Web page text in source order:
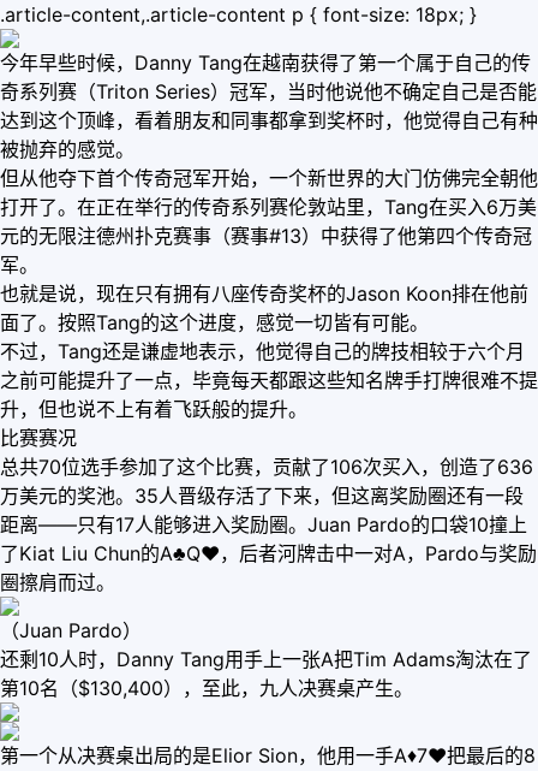
.article-content,.article-content p { font-size: 18px; }
今年早些时候，Danny Tang在越南获得了第一个属于自己的传
奇系列赛（Triton Series）冠军，当时他说他不确定自己是否能
达到这个顶峰，看着朋友和同事都拿到奖杯时，他觉得自己有种
被抛弃的感觉。
但从他夺下首个传奇冠军开始，一个新世界的大门仿佛完全朝他
打开了。在正在举行的传奇系列赛伦敦站里，Tang在买入6万美
元的无限注德州扑克赛事（赛事#13）中获得了他第四个传奇冠
军。
也就是说，现在只有拥有八座传奇奖杯的Jason Koon排在他前
面了。按照Tang的这个进度，感觉一切皆有可能。
不过，Tang还是谦虚地表示，他觉得自己的牌技相较于六个月
之前可能提升了一点，毕竟每天都跟这些知名牌手打牌很难不提
升，但也说不上有着飞跃般的提升。
比赛赛况
总共70位选手参加了这个比赛，贡献了106次买入，创造了636
万美元的奖池。35人晋级存活了下来，但这离奖励圈还有一段
距离——只有17人能够进入奖励圈。Juan Pardo的口袋10撞上
了Kiat Liu Chun的A♣Q♥，后者河牌击中一对A，Pardo与奖励
圈擦肩而过。
（Juan Pardo）
还剩10人时，Danny Tang用手上一张A把Tim Adams淘汰在了
第10名（$130,400），至此，九人决赛桌产生。
第一个从决赛桌出局的是Elior Sion，他用一手A♦7♥把最后的8